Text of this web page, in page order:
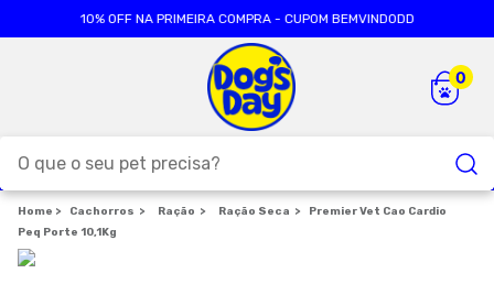
10% OFF NA PRIMEIRA COMPRA - CUPOM BEMVINDODD
Cachorros Ração Ração Seca
Premier Vet Cao Cardio
Peq Porte 10,1Kg
TERMOS MAIS BUSCADOS